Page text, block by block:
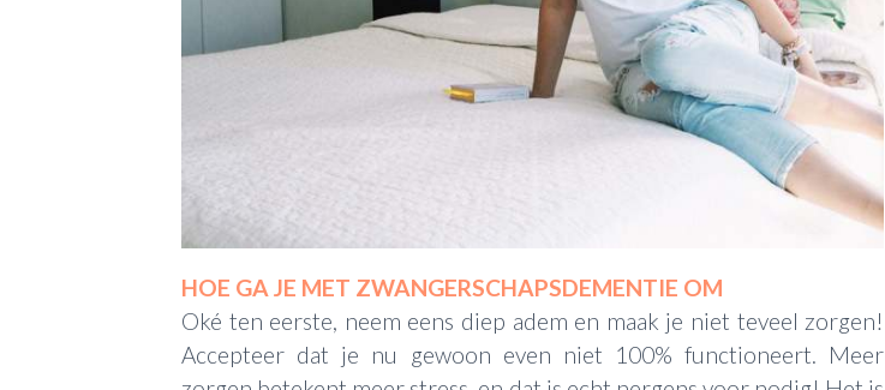
HOE GA JE MET ZWANGERSCHAPSDEMENTIE OM
Oké ten eerste, neem eens diep adem en maak je niet teveel zorgen!
Accepteer dat je nu gewoon even niet 100% functioneert. Meer